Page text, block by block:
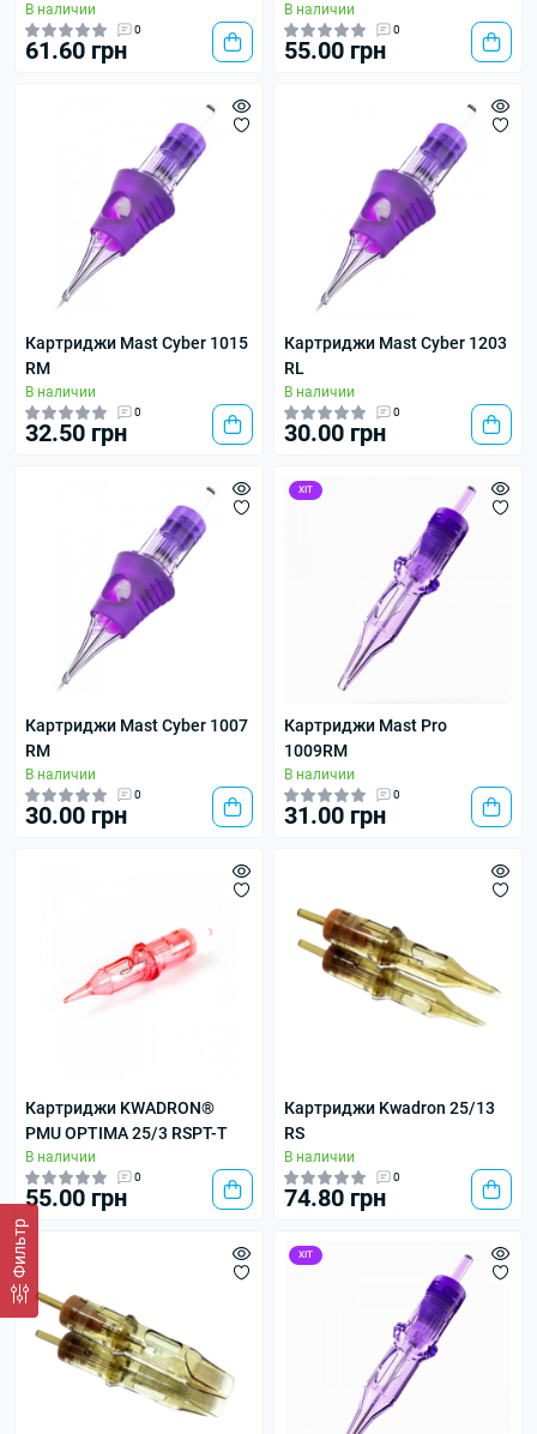
Фильтр
В наличии
0
61.60 грн
В наличии
0
55.00 грн
Картриджи Mast Cyber 1015
RM
В наличии
0
32.50 грн
Картриджи Mast Cyber 1203
RL
В наличии
0
30.00 грн
Картриджи Mast Cyber 1007
RM
В наличии
0
30.00 грн
ХІТ
Картриджи Mast Pro
1009RM
В наличии
0
31.00 грн
Картриджи KWADRON®
PMU OPTIMA 25/3 RSPT-T
В наличии
0
55.00 грн
Картриджи Kwadron 25/13
RS
В наличии
0
74.80 грн
ХІТ